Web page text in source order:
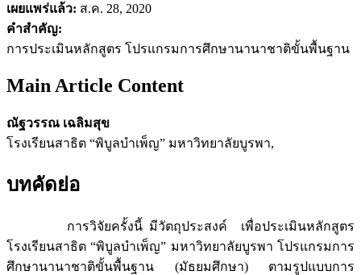
เผยแพร่แล้ว: ส.ค. 28, 2020
คำสำคัญ:
การประเมินหลักสูตร โปรแกรมการศึกษานานาชาติขั้นพื้นฐาน
Main Article Content
ณัฐวรรณ เฉลิมสุข
โรงเรียนสาธิต “พิบูลบำเพ็ญ” มหาวิทยาลัยบูรพา,
บทคัดย่อ
การวิจัยครั้งนี้ มีวัตถุประสงค์ เพื่อประเมินหลักสูตร
โรงเรียนสาธิต “พิบูลบำเพ็ญ” มหาวิทยาลัยบูรพา โปรแกรมการ
ศึกษานานาชาติขั้นพื้นฐาน (มัธยมศึกษา) ตามรูปแบบการ